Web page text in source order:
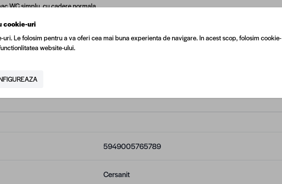
WC simplu, cu cadere normala
sanitar
unic Cersanit
5949005765789
Cersanit
cookie-uri
Le folosim pentru a va oferi cea mai buna experienta de navigare. In acest scop, folosim cookie-
website-ului.